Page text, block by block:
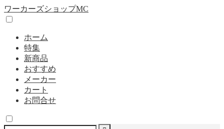
ワーカーズショップMC
ホーム
特集
新商品
おすすめ
メーカー
カート
お問合せ